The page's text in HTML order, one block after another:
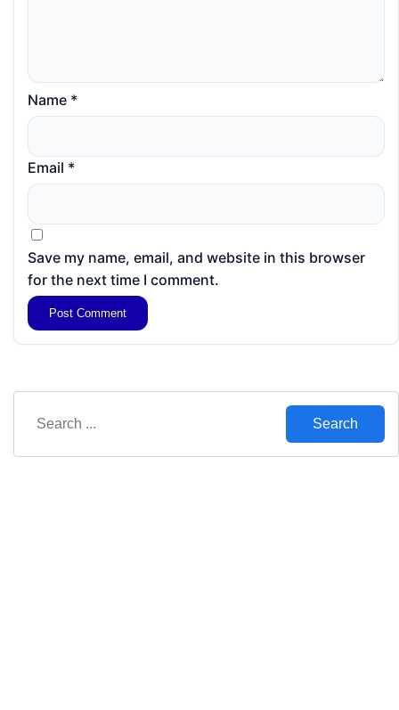
Name *
Email *
Save my name, email, and website in this browser
for the next time I comment.
Search